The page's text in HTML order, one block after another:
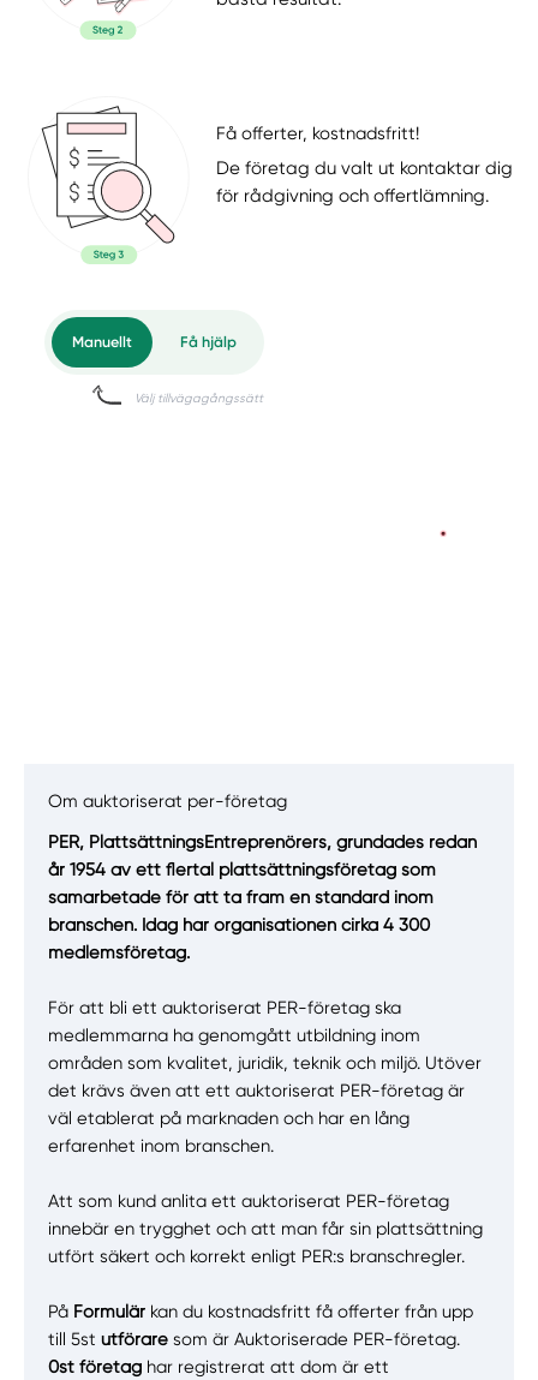
Få offerter, kostnadsfritt!
De företag du valt ut kontaktar dig
för rådgivning och offertlämning.
Manuellt Få hjälp
Välj tillvägagångssätt
Om auktoriserat per-företag
PER, PlattsättningsEntreprenörers, grundades redan
år 1954 av ett flertal plattsättningsföretag som
samarbetade för att ta fram en standard inom
branschen. Idag har organisationen cirka 4 300
medlemsföretag.
För att bli ett auktoriserat PER-företag ska
medlemmarna ha genomgått utbildning inom
områden som kvalitet, juridik, teknik och miljö. Utöver
det krävs även att ett auktoriserat PER-företag är
väl etablerat på marknaden och har en lång
erfarenhet inom branschen.
Att som kund anlita ett auktoriserat PER-företag
innebär en trygghet och att man får sin plattsättning
utfört säkert och korrekt enligt PER:s branschregler.
På Formulär kan du kostnadsfritt få offerter från upp
till 5stutförare som är Auktoriserade PER-företag.
0st företag har registrerat att dom är ett